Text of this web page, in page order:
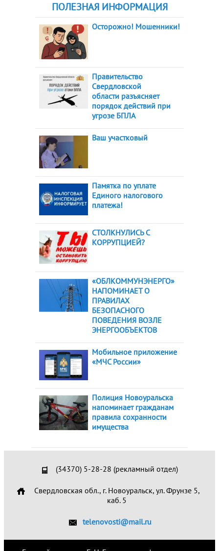
ПОЛЕЗНАЯ ИНФОРМАЦИЯ
Осторожно! Мошенники!
Правительство
Свердловской
области разъясняет
порядок действий при
угрозе БПЛА
Ваш участковый
Памятка по уплате
Единого налогового
платежа!
СТОЛКНУЛИСЬ С
КОРРУПЦИЕЙ?
«ОБЛКОММУНЭНЕРГО»
НАПОМИНАЕТ О
ПРАВИЛАХ
БЕЗОПАСНОГО
ПОВЕДЕНИЯ ВОЗЛЕ
ЭНЕРГООБЪЕКТОВ
Мобильное приложение
«МЧС России»
Полиция Новоуральска
напоминает гражданам
правила сохранности
имущества
(34370) 5-28-28 (рекламный отдел)
Свердловская обл., г. Новоуральск, ул. Фрунзе 5,
каб. 5
telenovosti@mail.ru